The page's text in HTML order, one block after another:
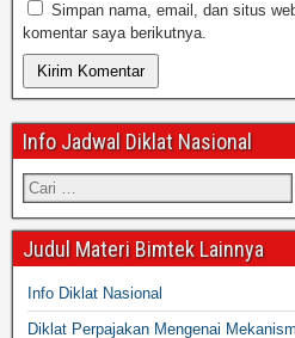
Simpan nama, email, dan situs
komentar saya berikutnya.
Info Jadwal Diklat Nasional
Judul Materi Bimtek Lainnya
Info Diklat Nasional
Diklat Perpajakan Mengenai